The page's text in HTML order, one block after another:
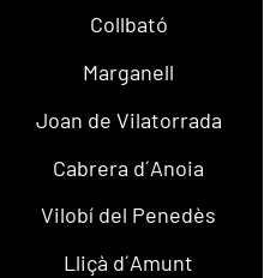
Collbató
Marganell
Joan de Vilatorrada
Cabrera d´Anoia
Vilobí del Penedès
Lliçà d´Amunt